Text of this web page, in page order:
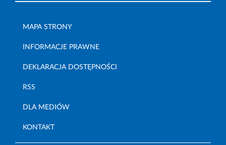
MAPA STRONY
INFORMACJE PRAWNE
DEKLARACJA DOSTĘPNOŚCI
RSS
DLA MEDIÓW
KONTAKT